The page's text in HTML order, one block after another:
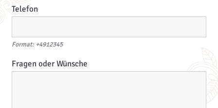
Telefon
Format: +4912345
Fragen oder Wünsche